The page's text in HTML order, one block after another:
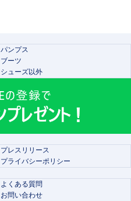
パンプス
ブーツ
シューズ以外
プレスリリース
プライバシーポリシー
よくある質問
お問い合わせ